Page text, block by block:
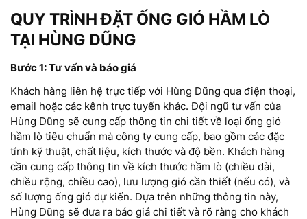
QUY TRÌNH ĐẶT ỐNG GIÓ HẦM LÒ
TẠI HÙNG DŨNG
Bước 1: Tư vấn và báo giá
Khách hàng liên hệ trực tiếp với Hùng Dũng qua điện thoại,
email hoặc các kênh trực tuyến khác. Đội ngũ tư vấn của
Hùng Dũng sẽ cung cấp thông tin chi tiết về loại ống gió
hầm lò tiêu chuẩn mà công ty cung cấp, bao gồm các đặc
tính kỹ thuật, chất liệu, kích thước và độ bền. Khách hàng
cần cung cấp thông tin về kích thước hầm lò (chiều dài,
chiều rộng, chiều cao), lưu lượng gió cần thiết (nếu có), và
số lượng ống gió dự kiến. Dựa trên những thông tin này,
Hùng Dũng sẽ đưa ra báo giá chi tiết và rõ ràng cho khách